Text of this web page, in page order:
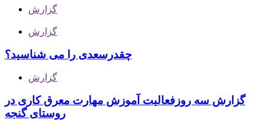
گزارش
گزارش
چقدرسعدی را می شناسید؟
گزارش
گزارش سه روزفعالیت آموزش مهارت معرق کاری در
روستای گنجه